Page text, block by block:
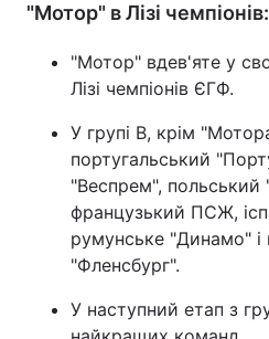
"Мотор" в Лізі
"Мотор" вдев'яте у
Лізі чемпіонів ЄГФ.
У групі B, крім
португальський
"Веспрем", польський
французький ПСЖ,
румунське "Динамо" і
"Фленсбург".
У наступний етап з